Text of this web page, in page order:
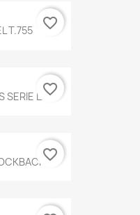
T.755 favorite_border
SERIE LA...
favorite_border
favorite_border